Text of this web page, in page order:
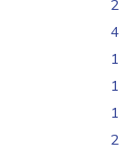
2
4
1
1
1
2